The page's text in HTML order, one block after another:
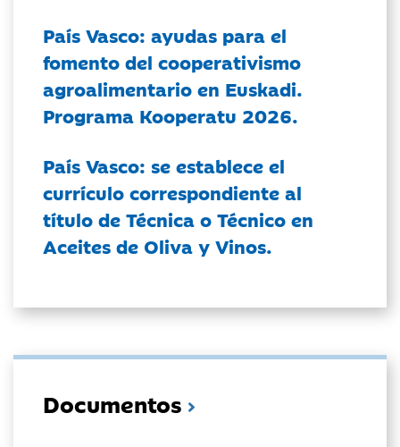
País Vasco: ayudas para el
fomento del cooperativismo
agroalimentario en Euskadi.
Programa Kooperatu 2026.
País Vasco: se establece el
currículo correspondiente al
título de Técnica o Técnico en
Aceites de Oliva y Vinos.
Documentos